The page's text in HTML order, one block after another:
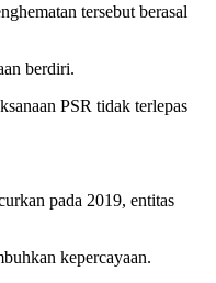
tersebut berasal
berdiri.
PSR tidak terlepas
pada 2019, entitas
kepercayaan.